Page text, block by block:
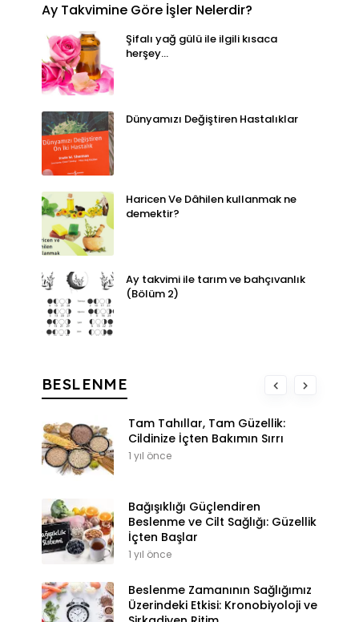
Ay Takvimine Göre İşler Nelerdir?
Şifalı yağ gülü ile ilgili kısaca
herşey...
Dünyamızı Değiştiren Hastalıklar
Haricen Ve Dâhilen kullanmak ne
demektir?
Ay takvimi ile tarım ve bahçıvanlık
(Bölüm 2)
BESLENME
Tam Tahıllar, Tam Güzellik:
Cildinize İçten Bakımın Sırrı
1 yıl önce
Bağışıklığı Güçlendiren
Beslenme ve Cilt Sağlığı: Güzellik
İçten Başlar
1 yıl önce
Beslenme Zamanının Sağlığımız
Üzerindeki Etkisi: Kronobiyoloji ve